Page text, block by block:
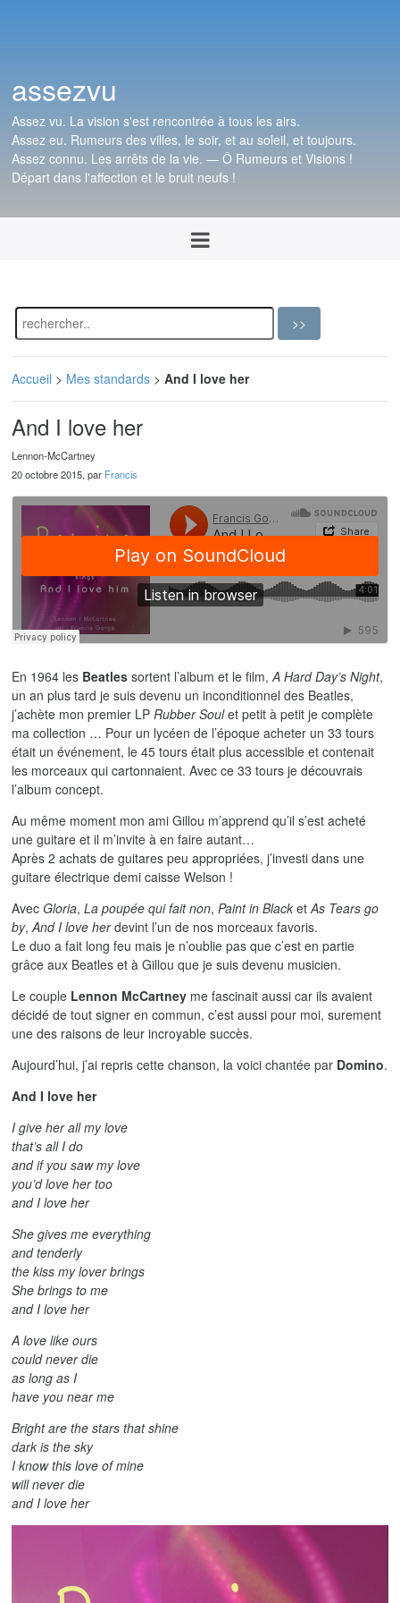
assezvu
Assez vu. La vision s'est rencontrée à tous les airs.
Assez eu. Rumeurs des villes, le soir, et au soleil, et toujours.
Assez connu. Les arrêts de la vie. — Ô Rumeurs et Visions !
Départ dans l'affection et le bruit neufs !
Accueil > Mes standards >And I love her
And I love her
Lennon-McCartney
20 octobre 2015, par Francis
En 1964 les Beatles sortent l’album et le film,A Hard Day’s Night,
un an plus tard je suis devenu un inconditionnel des Beatles,
j’achète mon premier LPRubber Soulet petit à petit je complète
ma collection … Pour un lycéen de l’époque acheter un 33 tours
était un événement, le 45 tours était plus accessible et contenait
les morceaux qui cartonnaient. Avec ce 33 tours je découvrais
l’album concept.
Au même moment mon ami Gillou m’apprend qu’il s’est acheté
une guitare et il m’invite à en faire autant…
Après 2 achats de guitares peu appropriées, j’investi dans une
guitare électrique demi caisse Welson !
AvecGloria,La poupée qui fait non,Paint in Black etAs Tears go
by,And I love herdevint l’un de nos morceaux favoris.
Le duo a fait long feu mais je n’oublie pas que c’est en partie
grâce aux Beatles et à Gillou que je suis devenu musicien.
Le couple Lennon McCartney me fascinait aussi car ils avaient
décidé de tout signer en commun, c’est aussi pour moi, surement
une des raisons de leur incroyable succès.
Aujourd’hui, j’ai repris cette chanson, la voici chantée par Domino.
And I love her
I give her all my love
that’s all I do
and if you saw my love
you’d love her too
and I love her
She gives me everything
and tenderly
the kiss my lover brings
She brings to me
and I love her
A love like ours
could never die
as long as I
have you near me
Bright are the stars that shine
dark is the sky
I know this love of mine
will never die
and I love her